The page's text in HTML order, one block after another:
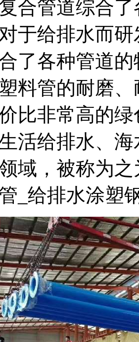
合管道综合
于给排水而
了各种管道
料管的耐磨
比非常高的
活给排水、
域，被称为
_给排水涂塑